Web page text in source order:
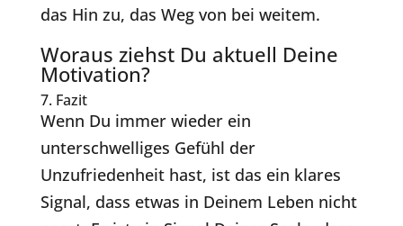
das Hin zu, das Weg von bei weitem.
Woraus ziehst Du aktuell Deine
Motivation?
7. Fazit
Wenn Du immer wieder ein
unterschwelliges Gefühl der
Unzufriedenheit hast, ist das ein klares
Signal, dass etwas in Deinem Leben nicht